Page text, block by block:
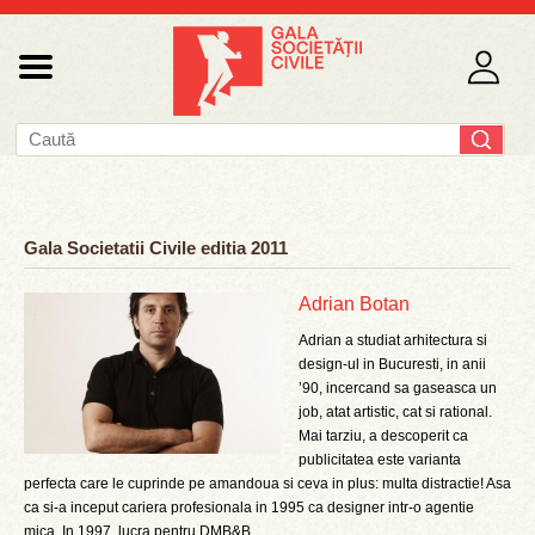
Gala Societatii Civile editia 2011
Adrian Botan
Adrian a studiat arhitectura si
design-ul in Bucuresti, in anii
’90, incercand sa gaseasca un
job, atat artistic, cat si rational.
Mai tarziu, a descoperit ca
publicitatea este varianta
perfecta care le cuprinde pe amandoua si ceva in plus: multa distractie! Asa
ca si-a inceput cariera profesionala in 1995 ca designer intr-o agentie
mica. In 1997, lucra pentru DMB&B ...